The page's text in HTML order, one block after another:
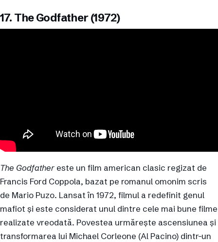
17. The Godfather (1972)
The Godfather este un film american clasic regizat de
Francis Ford Coppola, bazat pe romanul omonim scris
de Mario Puzo. Lansat în 1972, filmul a redefinit genul
mafiot și este considerat unul dintre cele mai bune filme
realizate vreodată. Povestea urmărește ascensiunea și
transformarea lui Michael Corleone (Al Pacino) dintr-un